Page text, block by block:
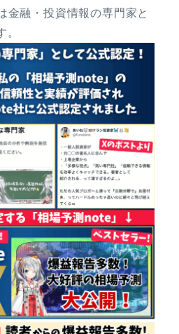
金融・投資情報の専門家と
。